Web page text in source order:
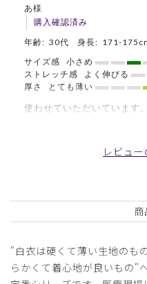
あ様
購入確認済み
年齢: 30代 身長: 171-
サイズ感
小さめ
ストレッチ感
よく伸びる
厚さ
とても薄い
使わせていただいています
ご購入者様
購入確認済み
年齢: 40代 身長: 176-180cm
レビュ
商
"白衣は硬くて薄い生地のも
らかくて着心地が良いもの"